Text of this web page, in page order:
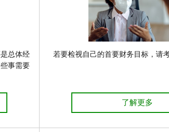
总体经
事需要
事项 了解详情
若要检视自己的首要财务目标，请
设定理财优
了解更多